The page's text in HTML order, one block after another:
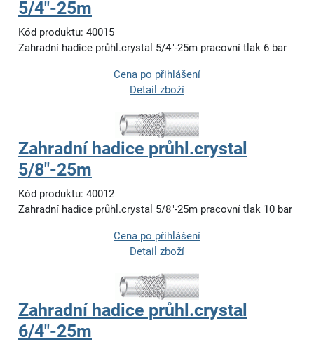
5/4"-25m
Kód produktu: 40015
Zahradní hadice průhl.crystal 5/4"-25m pracovní tlak 6 bar
Cena po přihlášení
Detail zboží
Zahradní hadice průhl.crystal
5/8"-25m
Kód produktu: 40012
Zahradní hadice průhl.crystal 5/8"-25m pracovní tlak 10 bar
Cena po přihlášení
Detail zboží
Zahradní hadice průhl.crystal
6/4"-25m